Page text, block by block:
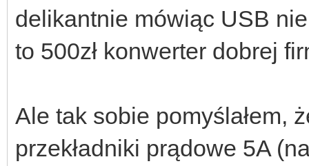
delikantnie mówiąc USB
to 500zł konwerter dobrej
Ale tak sobie pomyślałem,
przekładniki prądowe 5A